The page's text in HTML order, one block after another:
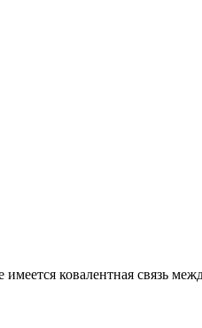
ковалентная связь